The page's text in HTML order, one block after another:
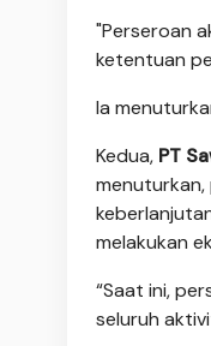
"Perseroan
ketentuan
Ia
Kedua, PT
menuturkan,
melakukan
“Saat ini,
seluruh